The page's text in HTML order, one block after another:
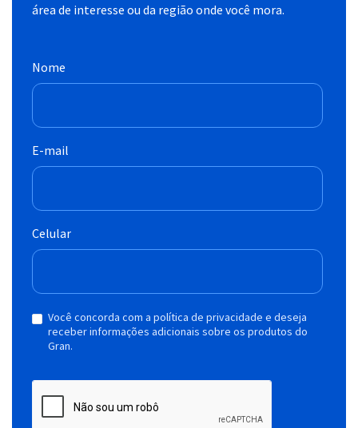
área de interesse ou da região onde você mora.
Nome
E-mail
Celular
Você concorda com a política de privacidade e deseja
receber informações adicionais sobre os produtos do
Gran.